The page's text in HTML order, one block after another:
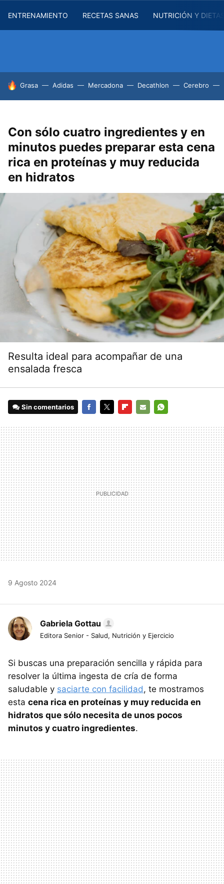
ENTRENAMIENTO RECETAS SANAS NUTRICIÓN Y
HOY SE HABLA DE
Grasa Adidas Mercadona Decathlon Cerebro
Con sólo cuatro ingredientes y en
minutos puedes preparar esta cena
rica en proteínas y muy reducida
en hidratos
Resulta ideal para acompañar de una
ensalada fresca
Sin comentarios
MAIL
9 Agosto 2024
Gabriela Gottau
Editora Senior - Salud, Nutrición y Ejercicio
Si buscas una preparación sencilla y rápida para
resolver la última ingesta de cría de forma
saludable y saciarte con facilidad, te mostramos
esta cena rica en proteínas y muy reducida en
hidratos que sólo necesita de unos pocos
minutos y cuatro ingredientes.